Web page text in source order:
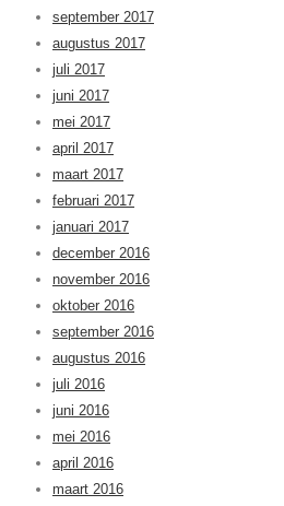
september 2017
augustus 2017
juli 2017
juni 2017
mei 2017
april 2017
maart 2017
februari 2017
januari 2017
december 2016
november 2016
oktober 2016
september 2016
augustus 2016
juli 2016
juni 2016
mei 2016
april 2016
maart 2016